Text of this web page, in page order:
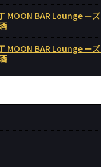
MOON BAR Lounge ー
MOON BAR Lounge ー